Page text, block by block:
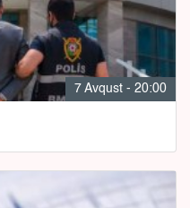
7 Avqust - 20:00